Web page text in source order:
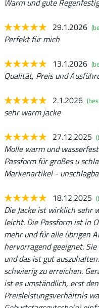
Warm und gute
29.1.2026
Perfekt für mich
13.1.2026
Qualität, Preis und
2.1.2026
sehr warm jacke
27.12.2025
Molle warm und
Passform für großes u
Markenartikel -
18.12.2025
Die Jacke ist wirklich sehr
leicht. Die Passform ist in
mehr und für alle übrigen
hervorragend geeignet.
und das ist gut
schwierig zu erreichen.
ist es umständlich, erst
Preisleistungsverhältnis